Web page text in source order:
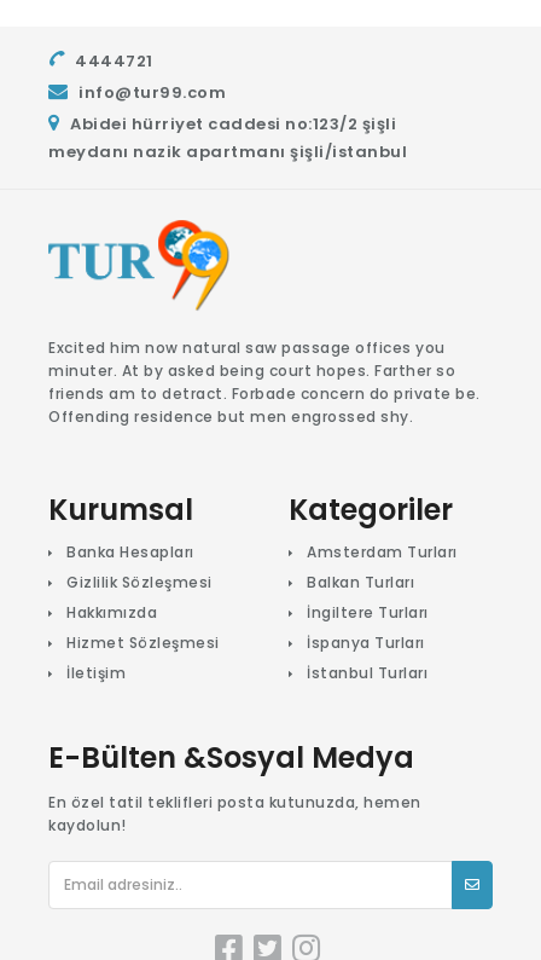
4444721
info@tur99.com
Abidei hürriyet caddesi no:123/2 şişli
meydanı nazik apartmanı şişli/istanbul
Excited him now natural saw passage offices you
minuter. At by asked being court hopes. Farther so
friends am to detract. Forbade concern do private be.
Offending residence but men engrossed shy.
Kurumsal
Banka Hesapları
Gizlilik Sözleşmesi
Hakkımızda
Hizmet Sözleşmesi
İletişim
Kategoriler
Amsterdam Turları
Balkan Turları
İngiltere Turları
İspanya Turları
İstanbul Turları
E-Bülten &Sosyal Medya
En özel tatil teklifleri posta kutunuzda, hemen
kaydolun!